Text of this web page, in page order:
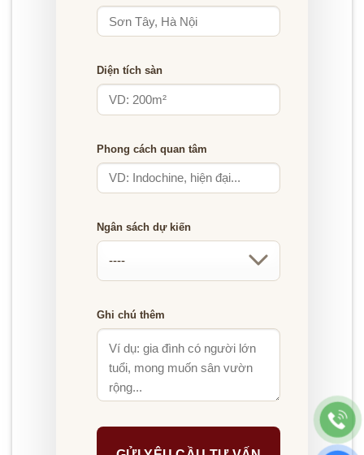
Diện tích sàn
Phong cách quan tâm
Ngân sách dự kiến
Ghi chú thêm